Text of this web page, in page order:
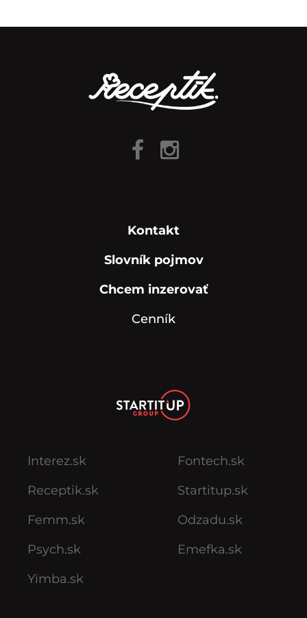
Kontakt
Slovník pojmov
Chcem inzerovať
Cenník
Interez.sk
Receptik.sk
Femm.sk
Psych.sk
Yimba.sk
Fontech.sk
Startitup.sk
Odzadu.sk
Emefka.sk